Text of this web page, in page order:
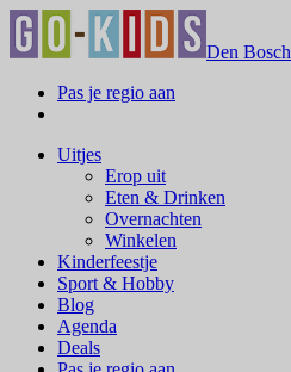
Den Bosch
Pas je regio aan
Uitjes
Erop uit
Eten & Drinken
Overnachten
Winkelen
Kinderfeestje
Sport & Hobby
Blog
Agenda
Deals